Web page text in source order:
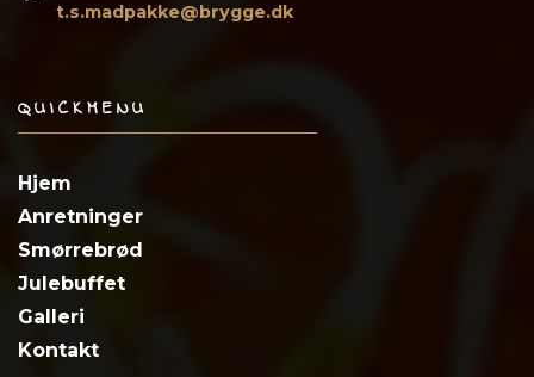
t.s.madpakke@brygge.dk
QUICKMENU
Hjem
Anretninger
Smørrebrød
​Julebuffet
Galleri
Kontakt